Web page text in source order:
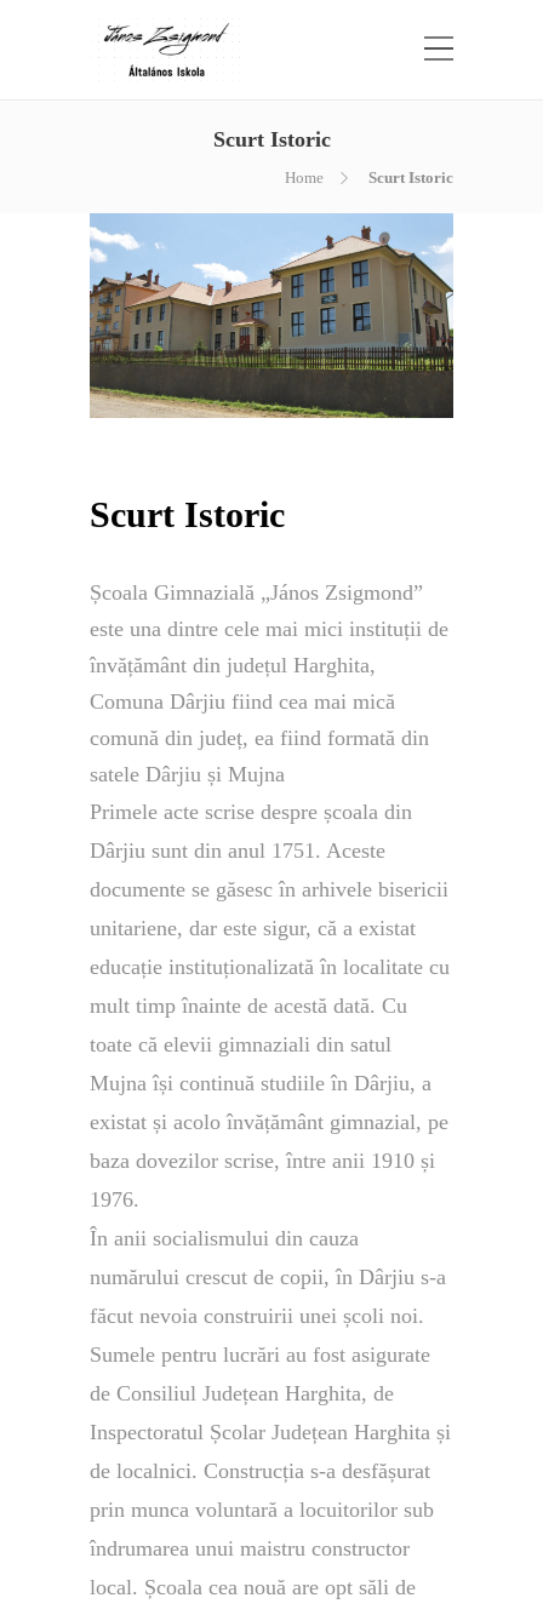
Scurt Istoric
Home Scurt Istoric
Scurt Istoric
Școala Gimnazială „János Zsigmond”
este una dintre cele mai mici instituții de
învățământ din județul Harghita,
Comuna Dârjiu fiind cea mai mică
comună din județ, ea fiind formată din
satele Dârjiu și Mujna
Primele acte scrise despre școala din
Dârjiu sunt din anul 1751. Aceste
documente se găsesc în arhivele bisericii
unitariene, dar este sigur, că a existat
educație instituționalizată în localitate cu
mult timp înainte de acestă dată. Cu
toate că elevii gimnaziali din satul
Mujna își continuă studiile în Dârjiu, a
existat și acolo învățământ gimnazial, pe
baza dovezilor scrise, între anii 1910 și
1976.
În anii socialismului din cauza
numărului crescut de copii, în Dârjiu s-a
făcut nevoia construirii unei școli noi.
Sumele pentru lucrări au fost asigurate
de Consiliul Județean Harghita, de
Inspectoratul Școlar Județean Harghita și
de localnici. Construcția s-a desfășurat
prin munca voluntară a locuitorilor sub
îndrumarea unui maistru constructor
local. Școala cea nouă are opt săli de